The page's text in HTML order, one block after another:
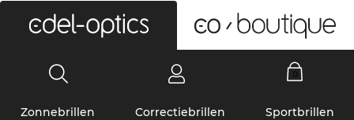
Zonnebrillen Correctiebrillen Sportbrillen